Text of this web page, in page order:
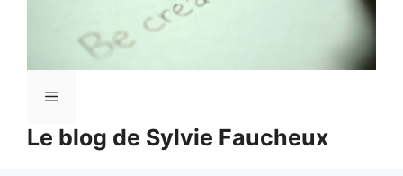
Le blog de Sylvie Faucheux
Menu